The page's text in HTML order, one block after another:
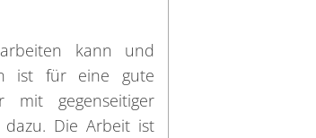
kann und
ist für eine gute
mit gegenseitiger
Die Arbeit ist